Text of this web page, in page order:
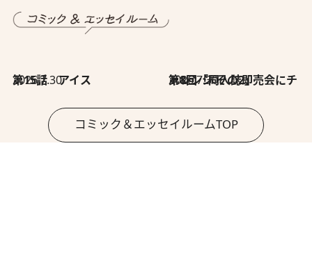
2026.7.30
第15話 アイス 2026.7.30
第8回「同人誌即売会にチャレンジ その2」
コミック＆エッセイルームTOP